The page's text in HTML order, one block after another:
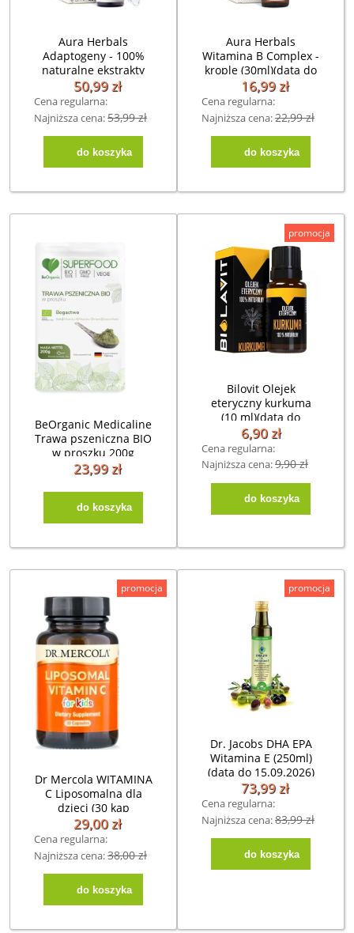
Aura Herbals
Adaptogeny - 100%
naturalne ekstrakty
roślinne w płynie ( 50
ml)(data do
21.09.2026)
50,99 zł
Cena regularna:
53,99 zł
Najniższa cena:53,99 zł
do koszyka
Aura Herbals
Witamina B Complex -
krople (30ml)(data do
12.09.2026)
16,99 zł
Cena regularna:
Najniższa cena:22,99 zł
do koszyka
BeOrganic Medicaline
Trawa pszeniczna BIO
w proszku 200g
23,99 zł
do koszyka
Bilovit Olejek
eteryczny kurkuma
(10 ml)(data do
30.11.2026)
6,90 zł
Cena regularna:
Najniższa cena:9,90 zł
do koszyka
promocja
Dr Mercola WITAMINA
C Liposomalna dla
dzieci (30 kap
Licaps®) data
30.09.2026
29,00 zł
Cena regularna:
Najniższa cena:38,00 zł
do koszyka
promocja
Dr. Jacobs DHA EPA
Witamina E (250ml)
(data do 15.09.2026)
73,99 zł
Cena regularna:
Najniższa cena:83,99 zł
do koszyka
promocja